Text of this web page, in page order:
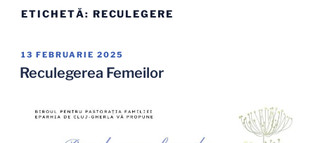
ETICHETĂ: RECULEGERE
PUBLICAT
PE
13 FEBRUARIE 2025
Reculegerea Femeilor